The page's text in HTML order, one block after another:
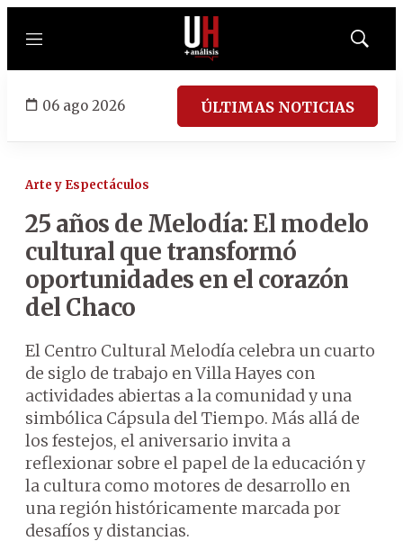
Menú
Mostrar
06 ago 2026 ÚLTIMAS NOTICIAS
Arte y Espectáculos
25 años de Melodía: El modelo
cultural que transformó
oportunidades en el corazón
del Chaco
El Centro Cultural Melodía celebra un cuarto
de siglo de trabajo en Villa Hayes con
actividades abiertas a la comunidad y una
simbólica Cápsula del Tiempo. Más allá de
los festejos, el aniversario invita a
reflexionar sobre el papel de la educación y
la cultura como motores de desarrollo en
una región históricamente marcada por
desafíos y distancias.